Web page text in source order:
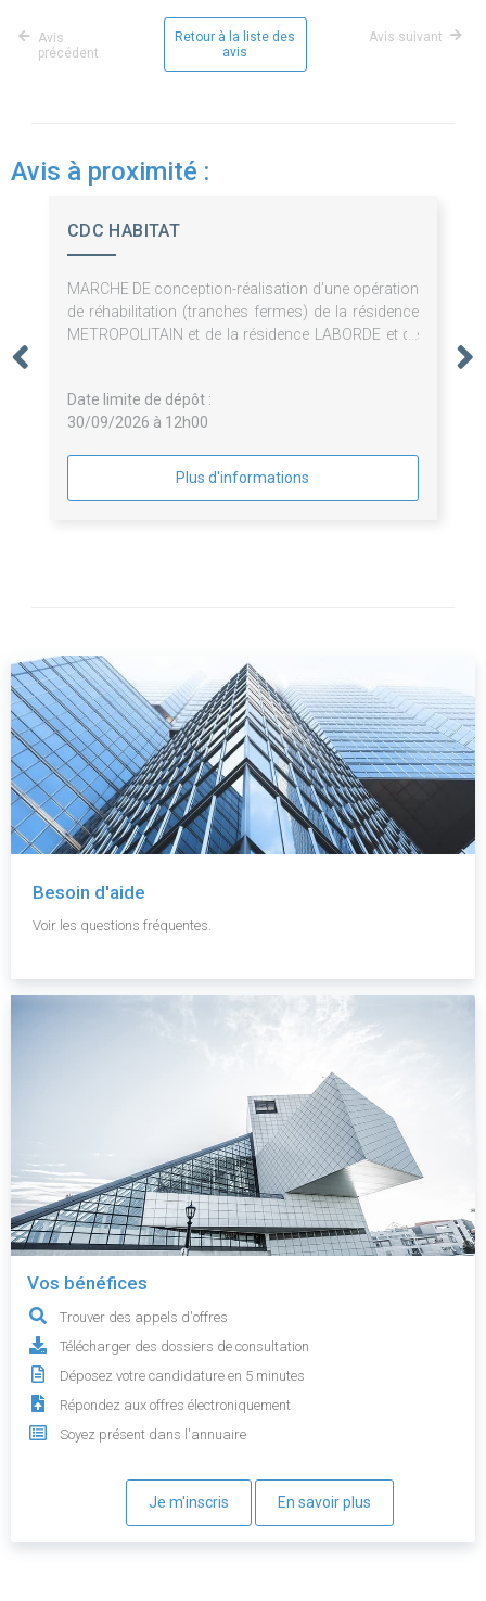
Avis
précédent
Retour à la liste des
avis
Avis suivant
Avis à proximité :
CDC HABITAT
MARCHE DE conception-réalisation d'une opération
de réhabilitation (tranches fermes) de la résidence
METROPOLITAIN et de la résidence LABORDE et de
Date limite de dépôt :
30/09/2026 à 12h00
Plus d'informations
Besoin d'aide
Voir les questions fréquentes.
Vos bénéfices
Trouver des appels d'offres
Télécharger des dossiers de consultation
Déposez votre candidature en 5 minutes
Répondez aux offres électroniquement
Soyez présent dans l'annuaire
Je m'inscris En savoir plus